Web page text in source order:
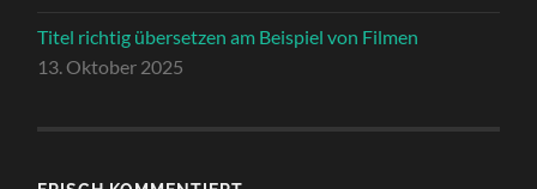
Titel richtig übersetzen am Beispiel von Filmen
13. Oktober 2025